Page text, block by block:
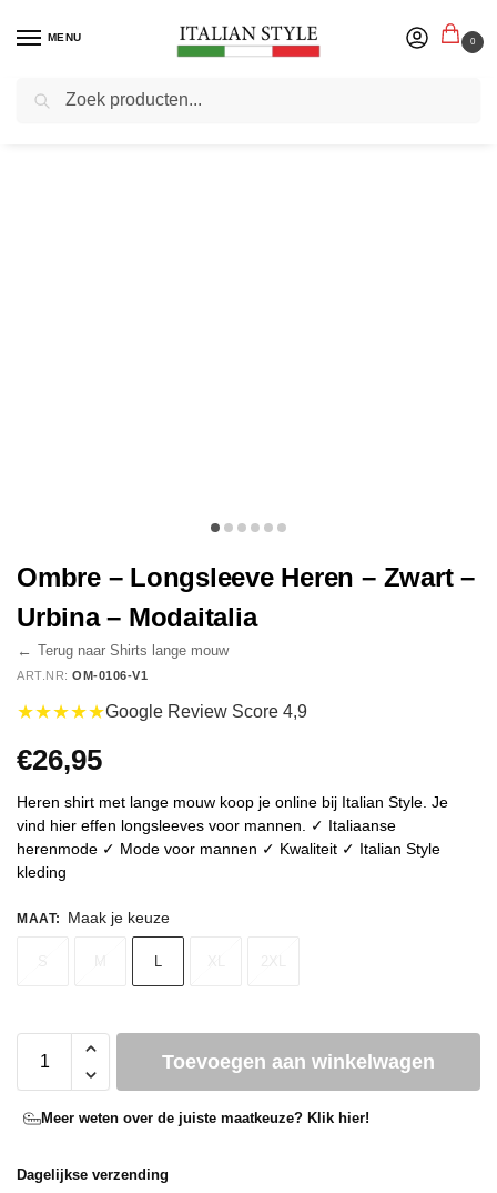
MENU 0
Home Herenmode / Italiaanse Shirts
Ombre – Longsleeve Heren – Zwart –
Urbina – Modaitalia
← Terug naar Shirts lange mouw
ART.NR: OM-0106-V1
★★★★★Google Review Score 4,9
€26,95
Heren shirt met lange mouw koop je online bij Italian Style. Je
vind hier effen longsleeves voor mannen. ✓ Italiaanse
herenmode ✓ Mode voor mannen ✓ Kwaliteit ✓ Italian Style
kleding
MAAT: Maak je keuze
L
Toevoegen aan winkelwagen
Meer weten over de juiste maatkeuze? Klik hier!
Dagelijkse verzending